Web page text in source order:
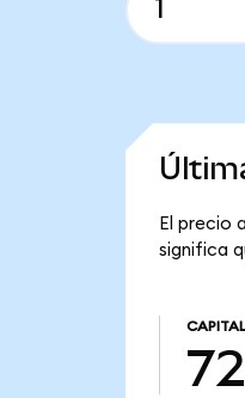
El precio
significa